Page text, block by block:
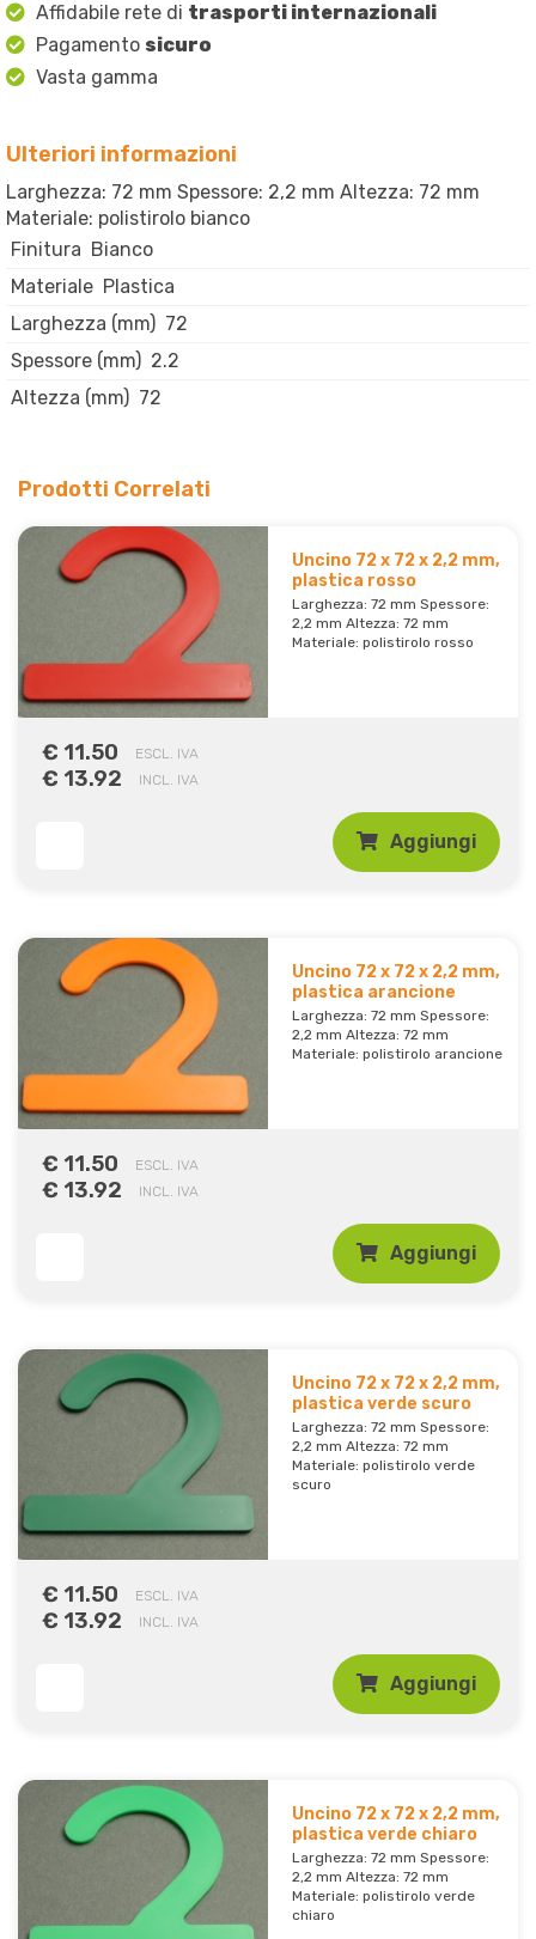
Affidabile rete di trasporti internazionali
Pagamento sicuro
Vasta gamma
Ulteriori informazioni
Larghezza: 72 mm Spessore: 2,2 mm Altezza: 72 mm
Materiale: polistirolo bianco
Finitura Bianco
Materiale Plastica
Larghezza (mm) 72
Spessore (mm) 2.2
Altezza (mm) 72
Prodotti Correlati
Uncino 72 x 72 x 2,2 mm,
plastica rosso
Larghezza: 72 mm Spessore:
2,2 mm Altezza: 72 mm
Materiale: polistirolo rosso
€ 11.50 ESCL. IVA
€ 13.92 INCL. IVA
Aggiungi
Uncino 72 x 72 x 2,2 mm,
plastica arancione
Larghezza: 72 mm Spessore:
2,2 mm Altezza: 72 mm
Materiale: polistirolo arancione
€ 11.50 ESCL. IVA
€ 13.92 INCL. IVA
Aggiungi
Uncino 72 x 72 x 2,2 mm,
plastica verde scuro
Larghezza: 72 mm Spessore:
2,2 mm Altezza: 72 mm
Materiale: polistirolo verde
scuro
€ 11.50 ESCL. IVA
€ 13.92 INCL. IVA
Aggiungi
Uncino 72 x 72 x 2,2 mm,
plastica verde chiaro
Larghezza: 72 mm Spessore:
2,2 mm Altezza: 72 mm
Materiale: polistirolo verde
chiaro